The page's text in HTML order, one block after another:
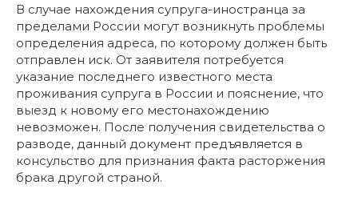
В случае нахождения супруга-иностранца за
пределами России могут возникнуть проблемы
определения адреса, по которому должен быть
отправлен иск. От заявителя потребуется
указание последнего известного места
проживания супруга в России и пояснение, что
выезд к новому его местонахождению
невозможен. После получения свидетельства о
разводе, данный документ предъявляется в
консульство для признания факта расторжения
брака другой страной.